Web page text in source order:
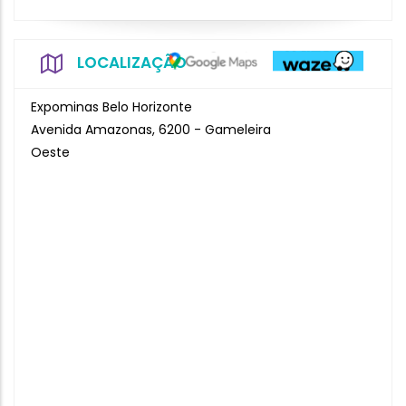
LOCALIZAÇÃO
Expominas Belo Horizonte
Avenida Amazonas, 6200 - Gameleira
Oeste